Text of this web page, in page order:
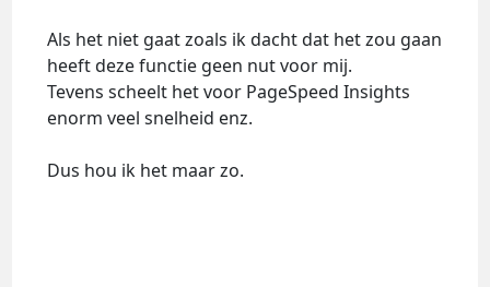
Als het niet gaat zoals ik dacht dat het zou gaan
heeft deze functie geen nut voor mij.
Tevens scheelt het voor PageSpeed Insights
enorm veel snelheid enz.
Dus hou ik het maar zo.